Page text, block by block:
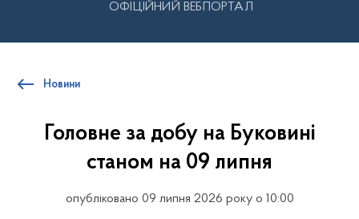
ОФІЦІЙНИЙ ВЕБПОРТАЛ
Новини
Головне за добу на Буковині
станом на 09 липня
опубліковано 09 липня 2026 року о 10:00